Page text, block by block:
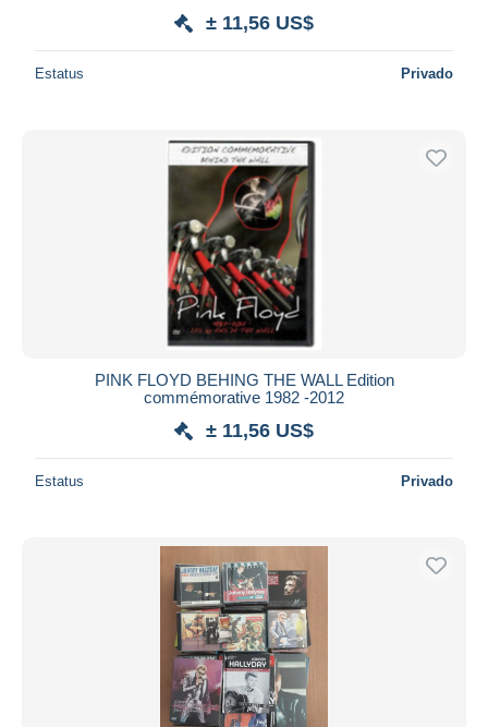
± 11,56 US$
Estatus Privado
PINK FLOYD BEHING THE WALL Edition
commémorative 1982 -2012
± 11,56 US$
Estatus Privado